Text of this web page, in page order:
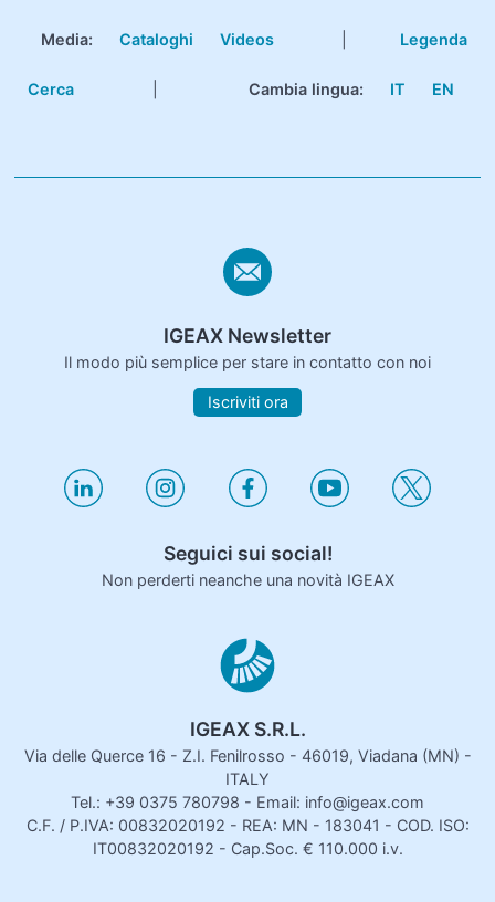
Media: Cataloghi Videos Legenda
Cerca Cambia lingua: IT EN
IGEAX Newsletter
Il modo più semplice per stare in contatto con noi
Iscriviti ora
Seguici sui social!
Non perderti neanche una novità IGEAX
IGEAX S.R.L.
Via delle Querce 16 - Z.I. Fenilrosso - 46019, Viadana (MN) -
ITALY
Tel.: +39 0375 780798 - Email: info@igeax.com
C.F. / P.IVA: 00832020192 - REA: MN - 183041 - COD. ISO:
IT00832020192 - Cap.Soc. € 110.000 i.v.